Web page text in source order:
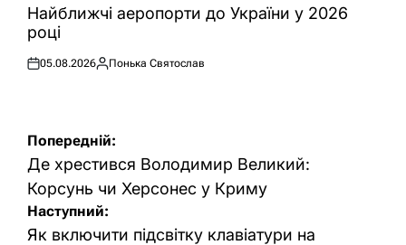
УНайближчі аеропорти до України у 2026
році
Оприлюднено
05.08.2026
Опубліковано
Понька Святослав
Навігація
записів
Попередній:
Де хрестився Володимир Великий:
Корсунь чи Херсонес у Криму
Наступний:
Як включити підсвітку клавіатури на